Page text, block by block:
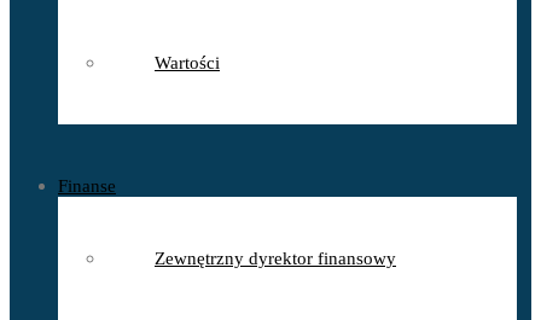
Wartości
Finanse
Zewnętrzny dyrektor finansowy